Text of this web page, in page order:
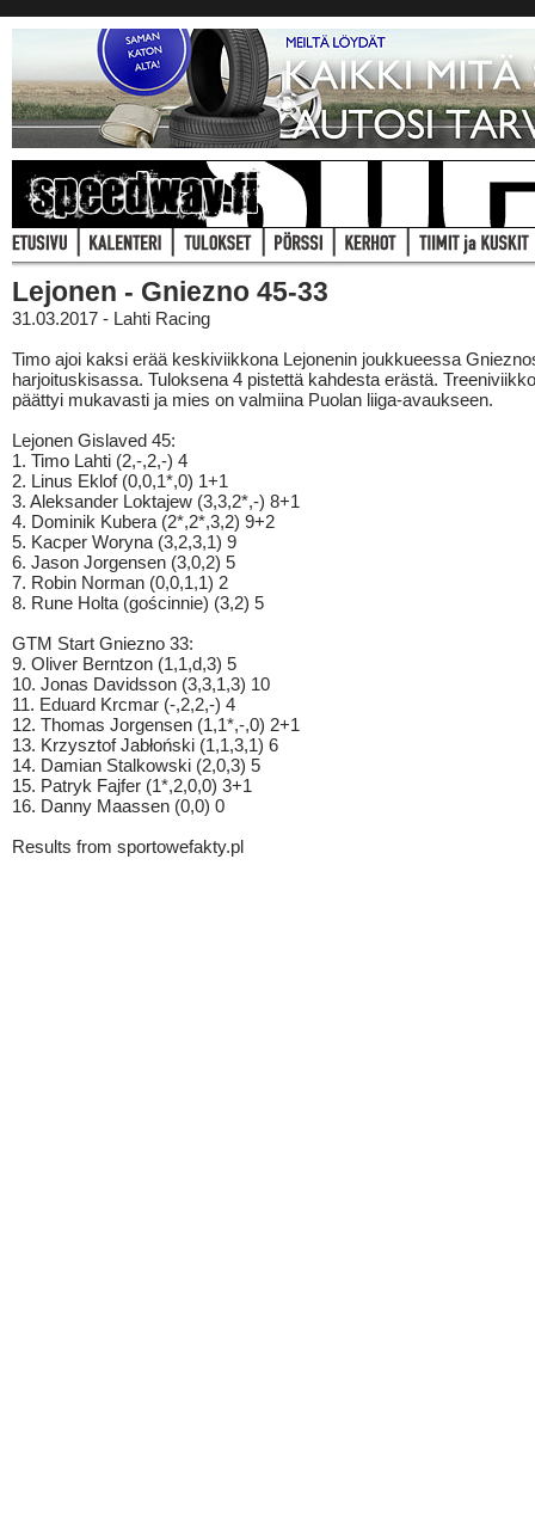
Lejonen - Gniezno 45-33
31.03.2017 - Lahti Racing
Timo ajoi kaksi erää keskiviikkona Lejonenin joukkueessa
harjoituskisassa. Tuloksena 4 pistettä kahdesta erästä.
päättyi mukavasti ja mies on valmiina Puolan liiga-avaukseen.
Lejonen Gislaved 45:
1. Timo Lahti (2,-,2,-) 4
2. Linus Eklof (0,0,1*,0) 1+1
3. Aleksander Loktajew (3,3,2*,-) 8+1
4. Dominik Kubera (2*,2*,3,2) 9+2
5. Kacper Woryna (3,2,3,1) 9
6. Jason Jorgensen (3,0,2) 5
7. Robin Norman (0,0,1,1) 2
8. Rune Holta (gościnnie) (3,2) 5
GTM Start Gniezno 33:
9. Oliver Berntzon (1,1,d,3) 5
10. Jonas Davidsson (3,3,1,3) 10
11. Eduard Krcmar (-,2,2,-) 4
12. Thomas Jorgensen (1,1*,-,0) 2+1
13. Krzysztof Jabłoński (1,1,3,1) 6
14. Damian Stalkowski (2,0,3) 5
15. Patryk Fajfer (1*,2,0,0) 3+1
16. Danny Maassen (0,0) 0
Results from sportowefakty.pl